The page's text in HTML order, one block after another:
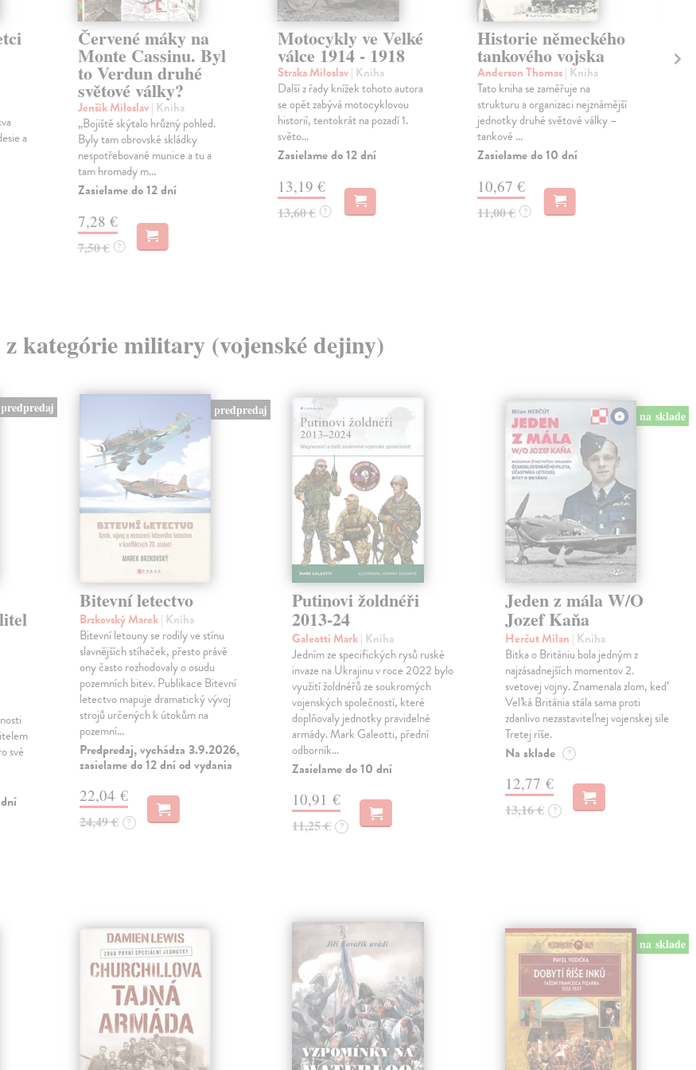
a
Červené máky na
Monte Cassinu. Byl
to Verdun druhé
světové války?
Jenšík Miloslav| Kniha
„Bojiště skýtalo hrůzný pohled.
Byly tam obrovské skládky
nespotřebované munice a tu a
tam hromady m...
Zasielame do 12 dní
7,28 €
7,50 € ?
Motocykly ve Velké
válce 1914 - 1918
Straka Miloslav| Kniha
Další z řady knížek tohoto autora
se opět zabývá motocyklovou
historií, tentokrát na pozadí 1.
světo...
Zasielame do 12 dní
13,19 €
13,60 € ?
Historie německého
tankového vojska
Anderson Thomas| Kniha
Tato kniha se zaměřuje na
strukturu a organizaci nejznámější
jednotky druhé světové války –
tankové ...
Zasielame do 10 dní
10,67 €
11,00 € ?
z kategórie military (vojenské dejiny)
predpredaj
své
predpredaj
Bitevní letectvo
Brzkovský Marek| Kniha
Bitevní letouny se rodily ve stínu
slavnějších stíhaček, přesto právě
ony často rozhodovaly o osudu
pozemních bitev. Publikace Bitevní
letectvo mapuje dramatický vývoj
strojů určených k útokům na
pozemní…
Predpredaj, vychádza 3.9.2026,
zasielame do 12 dní od vydania
22,04 €
24,49 € ?
Putinovi žoldnéři
2013-24
Galeotti Mark| Kniha
Jedním ze specifických rysů ruské
invaze na Ukrajinu v roce 2022 bylo
využití žoldnéřů ze soukromých
vojenských společností, které
doplňovaly jednotky pravidelné
armády. Mark Galeotti, přední
odborník…
Zasielame do 10 dní
10,91 €
11,25 € ?
na sklade
Jeden z mála W/O
Jozef Kaňa
Herčut Milan | Kniha
Bitka o Britániu bola jedným z
najzásadnejších momentov 2.
svetovej vojny. Znamenala zlom, keď
Veľká Británia stála sama proti
zdanlivo nezastaviteľnej vojenskej sile
Tretej ríše.
Na sklade ?
12,77 €
13,16 € ?
na sklade